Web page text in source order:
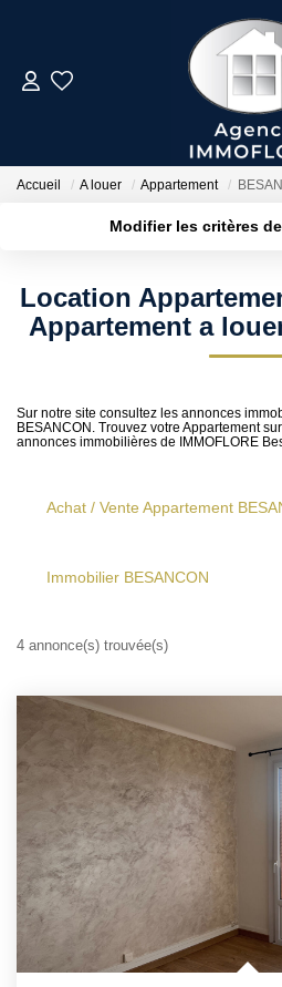
BIENS
Nos
Nous
Accueil A louer Appartement
Modifier les critères
Sélectionnez...
Type de bien
Créer une alerte
Location
Appartement a
Sur notre site consultez les annonces
BESANCON. Trouvez votre Appartement
annonces immobilières de IMMOFLORE
Achat / Vente Appartement
Immobilier BESANCON
4 annonce(s) trouvée(s)